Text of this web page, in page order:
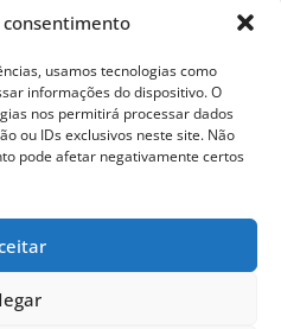
consentimento
usamos tecnologias como
informações do dispositivo. O
nos permitirá processar dados
ou IDs exclusivos neste site. Não
pode afetar negativamente certos
reservados. Proibida cópia total ou
autorização.